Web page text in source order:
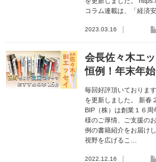
コラム連載は、「経済
2023.03.16
会長佐々木エ
恒例！年末年
毎回好評頂いておりま
を更新しました。 新春
BIP（株）は創業１６
様のご厚情、ご支援の
例の書籍紹介をお届け
視野を広げるこ…
2022.12.16